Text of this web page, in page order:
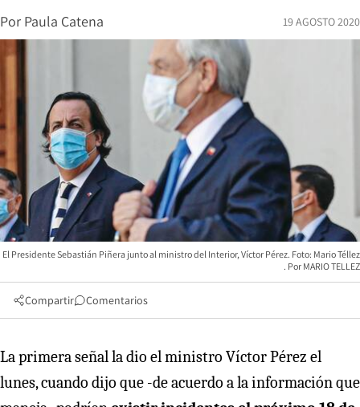
Por Paula Catena 19 AGOSTO 2020
El Presidente Sebastián Piñera junto al ministro del Interior, Víctor Pérez. Foto: Mario Téllez
MARIO TELLEZ
Compartir Comentarios
La primera señal la dio el ministro Víctor Pérez el
lunes, cuando dijo que -de acuerdo a la información que